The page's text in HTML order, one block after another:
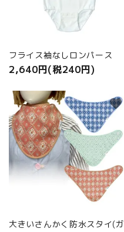
フライス袖なしロンパース
2,640円(税240円)
大きいさんかく防水スタイ(ガ
favorite